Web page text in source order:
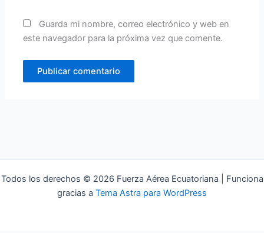
Guarda mi nombre, correo electrónico y web en
este navegador para la próxima vez que comente.
Todos los derechos © 2026 Fuerza Aérea Ecuatoriana | Funciona
gracias a Tema Astra para WordPress